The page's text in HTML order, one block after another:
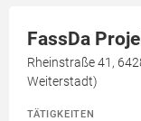
FassDa
Rheinstraße 41,
Weiterstadt)
TÄTIGKEITEN